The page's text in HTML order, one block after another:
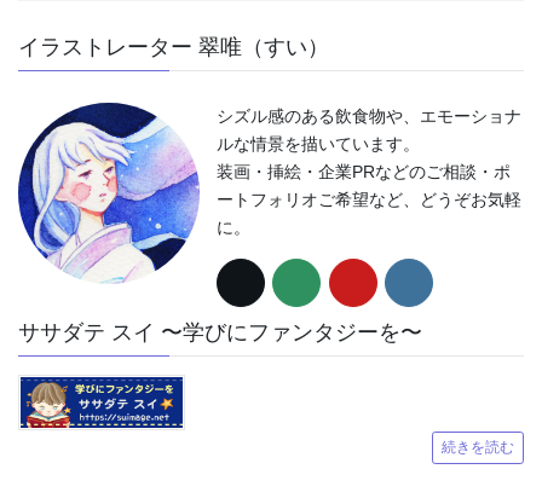
イラストレーター 翠唯（すい）
シズル感のある飲食物や、エモーショナ
ルな情景を描いています。
装画・挿絵・企業PRなどのご相談・ポ
ートフォリオご希望など、どうぞお気軽
に。
ササダテ スイ 〜学びにファンタジーを〜
続きを読む